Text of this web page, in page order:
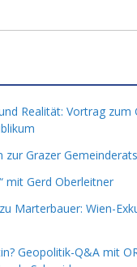
Realität: Vortrag zum
zur Grazer
mit Gerd Oberleitner
Marterbauer: Wien-
Geopolitik-Q&A mit